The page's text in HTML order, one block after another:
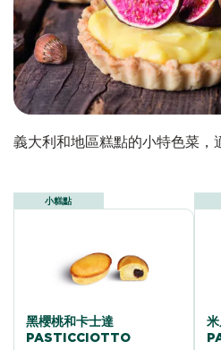
義大利和地區糕點的小特色菜，
小糕點
黑櫻桃和卡士達
PASTICCIOTTO